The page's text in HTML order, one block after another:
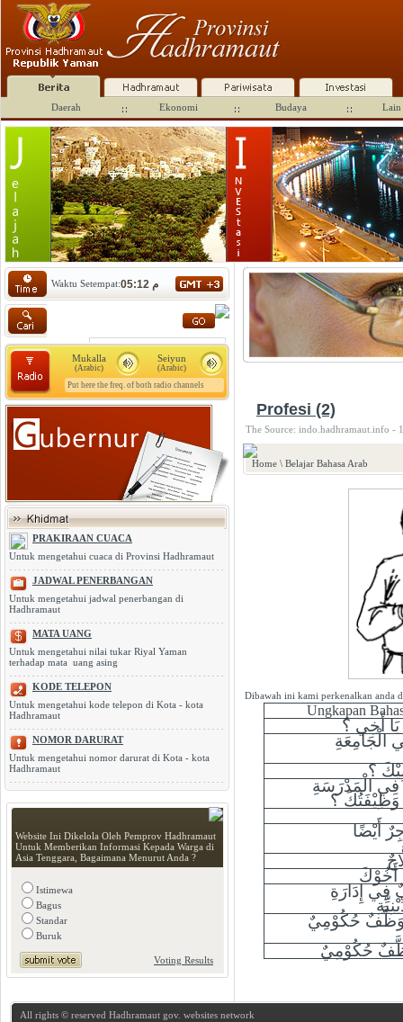
Daerah Ekonomi Budaya Lain
Waktu Setempat: 05:12 م
Seiyun
(Arabic)
Mukalla
(Arabic)
Put here the freq. of both radio channels
PRAKIRAAN CUACA
Untuk mengetahui cuaca di Provinsi Hadhramaut
JADWAL PENERBANGAN
Untuk mengetahui jadwal penerbangan di
Hadhramaut
MATA UANG
Untuk mengetahui nilai tukar Riyal Yaman
terhadap mata uang asing
KODE TELEPON
Untuk mengetahui kode telepon di Kota - kota
Hadhramaut
NOMOR DARURAT
Untuk mengetahui nomor darurat di Kota - kota
Hadhramaut
Website Ini Dikelola Oleh Pemprov Hadhramaut
Untuk Memberikan Informasi Kepada Warga di
Asia Tenggara, Bagaimana Menurut Anda ?
Istimewa
Bagus
Standar
Buruk
Voting Results
Profesi (2)
The Source: indo.hadhramaut.info -
Home \ Belajar Bahasa Arab
Dibawah ini kami perkenalkan anda
Ungkapan
أَخِي ؟
الْجَامِعَةِ
؟
الْمَدْرَسَةِ
وَظِيْفَتُكَ ؟
أَيْضًا
أَخُوْكَ
إِدَارَةِ
حُكُوْمِيٌ
حُكُوْمِيٌ
All rights © reserved Hadhramaut gov. websites network